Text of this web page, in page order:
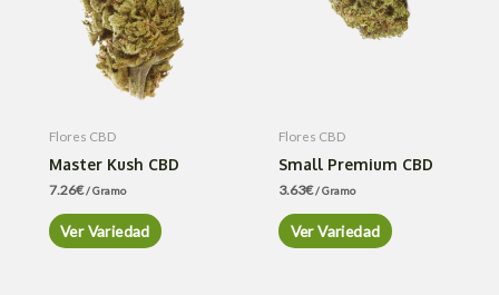
Flores CBD
Master Kush CBD
7.26€/ Gramo
Ver Variedad
Flores CBD
Small Premium CBD
3.63€/ Gramo
Ver Variedad